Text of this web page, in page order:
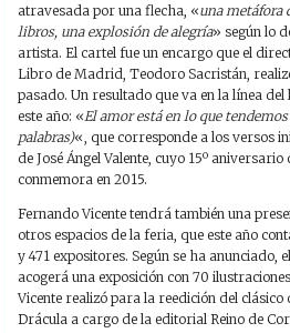
atravesada por una flecha, «una metáfora
libros, una explosión de alegría» según lo
artista. El cartel fue un encargo que el
Libro de Madrid, Teodoro Sacristán,
pasado. Un resultado que va en la línea del
este año: «El amor está en lo que
palabras)«, que corresponde a los versos
de José Ángel Valente, cuyo 15º aniversario
conmemora en 2015.
Fernando Vicente tendrá también una
otros espacios de la feria, que este año
y 471 expositores. Según se ha anunciado,
acogerá una exposición con 70
Vicente realizó para la reedición del clásico
Drácula a cargo de la editorial Reino de